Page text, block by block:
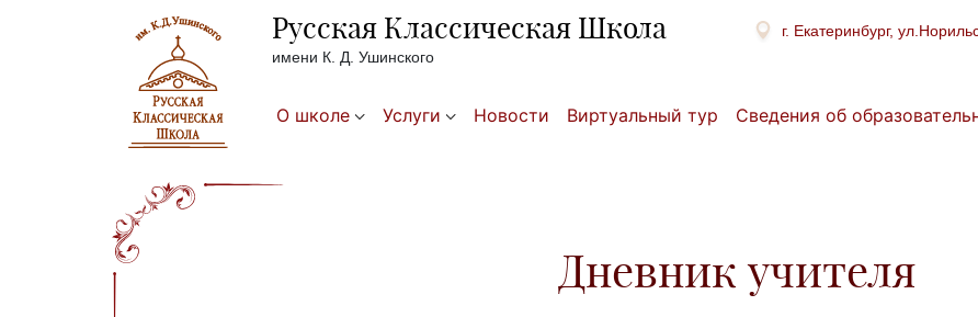
Русская Классическая Школа
имени К. Д. Ушинского
г. Екатеринбург,
О школе Услуги Новости Виртуальный тур Сведения об
Дневник учителя